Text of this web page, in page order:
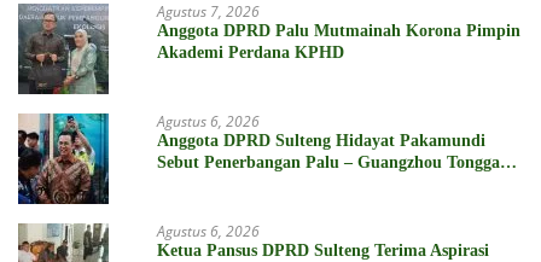
Agustus 7, 2026
Anggota DPRD Palu Mutmainah Korona Pimpin
Akademi Perdana KPHD
Agustus 6, 2026
Anggota DPRD Sulteng Hidayat Pakamundi
Sebut Penerbangan Palu – Guangzhou Tonggak
Agustus 6, 2026
Ketua Pansus DPRD Sulteng Terima Aspirasi